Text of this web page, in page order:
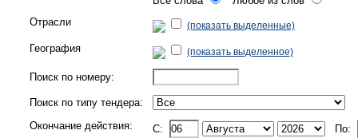
Отрасли
(показать выделенные)
География (показать выделенное)
Поиск по номеру:
Поиск по типу тендера:
Окончание действия:
C:
По: